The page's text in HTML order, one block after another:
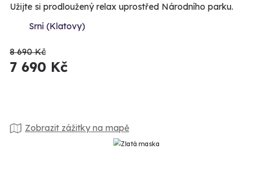
Užijte si prodloužený relax uprostřed Národního parku.
Srní (Klatovy)
8 690 Kč
7 690 Kč
Zobrazit zážitky na mapě